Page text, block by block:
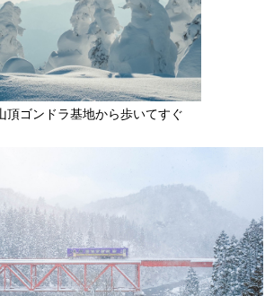
頂ゴンドラ基地から歩いてすぐ